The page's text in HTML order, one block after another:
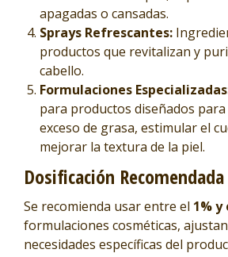
apagadas o cansadas.
Sprays Refrescantes:
productos que revitalizan y
cabello.
Formulaciones
para productos diseñados
exceso de grasa, estimular el
mejorar la textura de la piel.
Dosificación Recomendada
Se recomienda usar entre el 1% y
formulaciones cosméticas,
necesidades específicas del